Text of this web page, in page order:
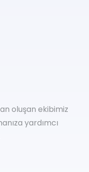
oluşan ekibimiz
yardımcı